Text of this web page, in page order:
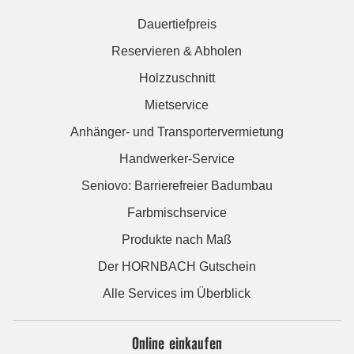
Dauertiefpreis
Reservieren & Abholen
Holzzuschnitt
Mietservice
Anhänger- und Transportervermietung
Handwerker-Service
Seniovo: Barrierefreier Badumbau
Farbmischservice
Produkte nach Maß
Der HORNBACH Gutschein
Alle Services im Überblick
Online einkaufen